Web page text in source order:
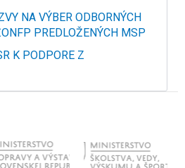
NA VÝBER ODBORNÝCH
PREDLOŽENÝCH MSP
K PODPORE Z